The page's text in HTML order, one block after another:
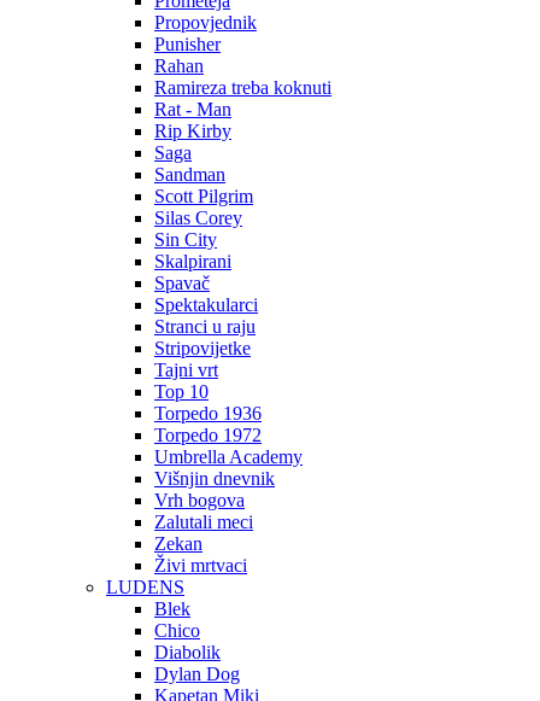
Propovjednik
Punisher
Rahan
Ramireza treba koknuti
Rat - Man
Rip Kirby
Saga
Sandman
Scott Pilgrim
Silas Corey
Sin City
Skalpirani
Spavač
Spektakularci
Stranci u raju
Stripovijetke
Tajni vrt
Top 10
Torpedo 1936
Torpedo 1972
Umbrella Academy
Višnjin dnevnik
Vrh bogova
Zalutali meci
Zekan
Živi mrtvaci
LUDENS
Blek
Chico
Diabolik
Dylan Dog
Kapetan Miki